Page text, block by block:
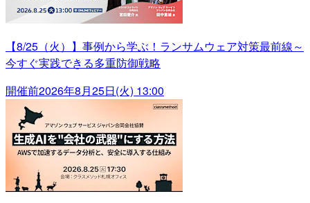
【8/25（火）】事例から学ぶ！ランサムウェア対策最前線～
今すぐ実践できる多重防御戦略
開催前2026年8月25日(火) 13:00